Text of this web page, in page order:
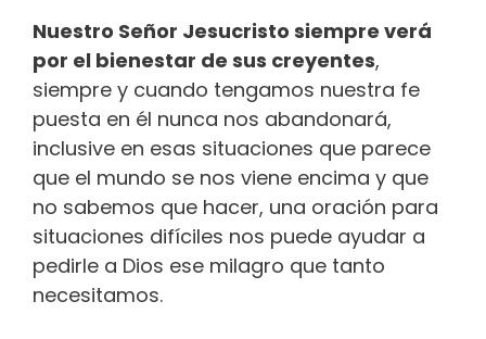
Nuestro Señor Jesucristo siempre verá
por el bienestar de sus creyentes,
siempre y cuando tengamos nuestra fe
puesta en él nunca nos abandonará,
inclusive en esas situaciones que parece
que el mundo se nos viene encima y que
no sabemos que hacer, una oración para
situaciones difíciles nos puede ayudar a
pedirle a Dios ese milagro que tanto
necesitamos.